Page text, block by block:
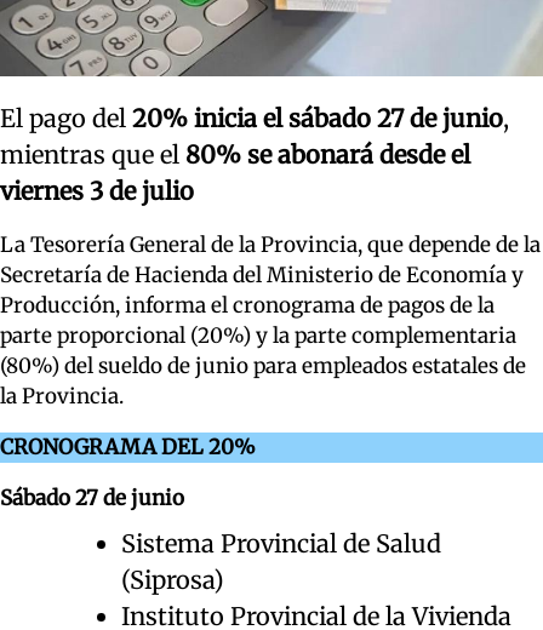
El pago del 20% inicia el sábado 27 de junio,
mientras que el 80% se abonará desde el
viernes 3 de julio
La Tesorería General de la Provincia, que depende de la
Secretaría de Hacienda del Ministerio de Economía y
Producción, informa el cronograma de pagos de la
parte proporcional (20%) y la parte complementaria
(80%) del sueldo de junio para empleados estatales de
la Provincia.
CRONOGRAMA DEL 20%
Sábado 27 de junio
Sistema Provincial de Salud
(Siprosa)
Instituto Provincial de la Vivienda